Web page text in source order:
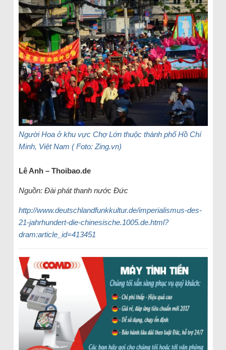
Người Hoa ở khu vực Chợ Lớn thuộc thành phố Hồ Chí
Minh, Việt Nam ( Foto: Zing.vn)
Lê Anh – Thoibao.de
Nguồn: Đài phát thanh nước Đức
http://www.deutschlandfunkkultur.de/imperialismus-des-
21-jahrhundert-die-chinesische.1005.de.html?
dram:article_id=413451